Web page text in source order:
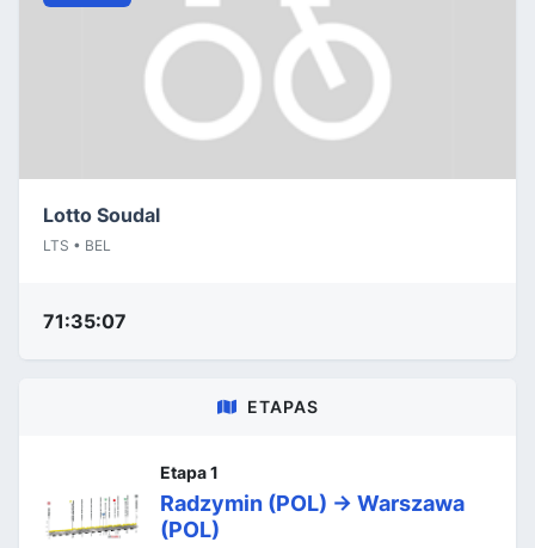
Lotto Soudal
LTS • BEL
71:35:07
ETAPAS
Etapa 1
Radzymin (POL) -> Warszawa
(POL)